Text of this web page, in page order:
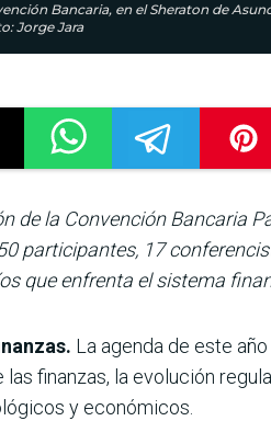
Bancaria, en el Sheraton de
Jorge Jara
de la Convención Bancaria
participantes, 17
que enfrenta el sistema
La agenda de este
finanzas, la evolución
y económicos.